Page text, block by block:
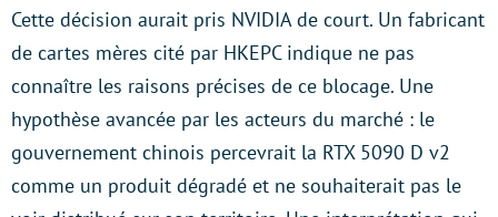
Cette décision aurait pris NVIDIA de court. Un fabricant
de cartes mères cité par HKEPC indique ne pas
connaître les raisons précises de ce blocage. Une
hypothèse avancée par les acteurs du marché : le
gouvernement chinois percevrait la RTX 5090 D v2
comme un produit dégradé et ne souhaiterait pas le